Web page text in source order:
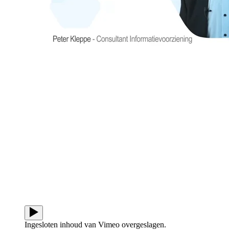
Ingesloten inhoud van Vimeo overgeslagen.